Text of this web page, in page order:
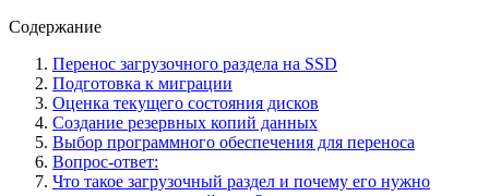
Содержание
Перенос загрузочного раздела на SSD
Подготовка к миграции
Оценка текущего состояния дисков
Создание резервных копий данных
Выбор программного обеспечения для переноса
Вопрос-ответ:
Что такое загрузочный раздел и почему его нужно